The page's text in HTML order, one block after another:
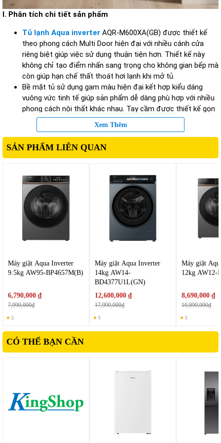
I. Phân tích chi tiết sản phẩm
Tủ lạnh Aqua inverter AQR-M600XA(GB) được thiết kế
theo phong cách Multi Door hiện đại với nhiều cánh cửa
riêng biệt giúp việc sử dụng thuận tiện hơn. Thiết kế này
không chỉ tạo điểm nhấn sang trọng cho không gian bếp mà
còn giúp hạn chế thất thoát hơi lạnh khi mở tủ.
Bề mặt tủ sử dụng gam màu hiện đại kết hợp kiểu dáng
vuông vức tinh tế giúp sản phẩm dễ dàng phù hợp với nhiều
phong cách nội thất khác nhau. Tay cầm được thiết kế gọn
gàng tạo cảm giác liền mạch và tăng tính thẩm mỹ tổng
Dung tích sử dụng 529 lít mang lại không gian lưu trữ rộng
rãi cho gia đình từ 4 – 6 thành viên. Người dùng có thể bảo
phẩm tươi sống hoặc thực phẩm đông lạnh trong nhiều
ngày.
Các ngăn chứa bên trong được bố trí khoa học giúp việc
phân loại thực phẩm trở nên dễ dàng và gọn gàng hơn.
Ngoài ra, khay kính chịu lực chắc chắn giúp hỗ trợ lưu trữ
thực phẩm có trọng lượng lớn mà vẫn đảm bảo độ bền cao.
Bảng điều khiển cảm ứng được tích hợp bên ngoài cửa tủ
mở cửa quá nhiều lần.
Xem Thêm
SẢN PHẨM LIÊN QUAN
Máy giặt Aqua Inverter
9.5kg AW95-BP4657M(B)
6,790,000 ₫
7,990,000₫
★ 5
Máy giặt Aqua Inverter
14kg AW14-
BD4377U1L(GN)
12,600,000 ₫
17,990,000₫
★ 5
Máy giặt
12kg AW12-
8,690,000 ₫
10,890,000₫
★ 5
CÓ THỂ BẠN CẦN